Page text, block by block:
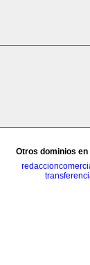
Otros dominios en